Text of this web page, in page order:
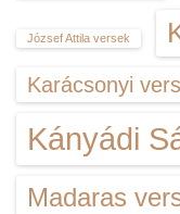
József Attila versek
Karácsonyi
Kányádi
Madaras